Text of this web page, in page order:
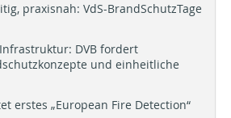
praxisnah: VdS-BrandSchutzTage
DVB fordert
und einheitliche
erstes „European Fire Detection“